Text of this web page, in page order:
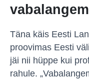
Täna käis Eesti
proovimas Eesti
jäi nii hüppe kui
rahule.